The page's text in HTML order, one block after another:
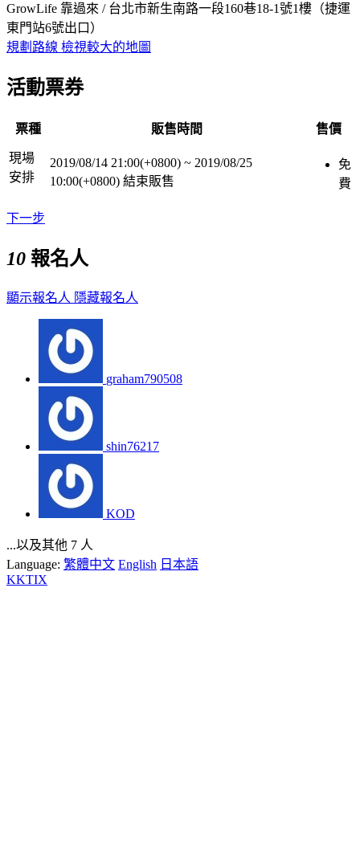
GrowLife 靠過來 / 台北市新生南路一段160巷18-1號1樓（捷運
東門站6號出口）
規劃路線 檢視較大的地圖
活動票券
票種 販售時間 售價
現場
安排
2019/08/14 21:00(+0800) ~ 2019/08/25
10:00(+0800) 結束販售
免
費
下一步
10 報名人
顯示報名人 隱藏報名人
graham790508
shin76217
KOD
...以及其他 7 人
Language: 繁體中文 English 日本語
KKTIX